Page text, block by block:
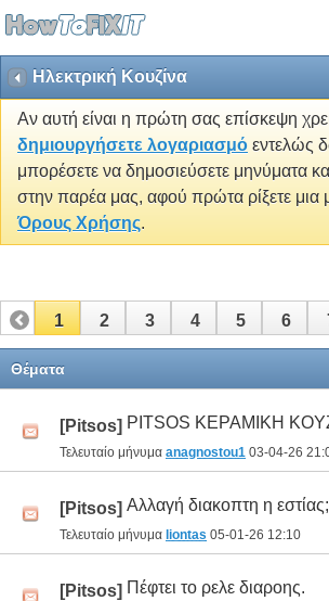
Ηλεκτρική Κουζίνα
Αν αυτή είναι η πρώτη σας επίσκεψη
δημιουργήσετε λογαριασμό εντελώς
μπορέσετε να δημοσιεύσετε μηνύματα
στην παρέα μας, αφού πρώτα ρίξετε μια
Όρους Χρήσης.
1 2 3 4 5 6
11
Θέματα
[Pitsos] PITSOS ΚΕΡΑΜΙΚΗ
Τελευταίο μήνυμα anagnostou1 03-04-26
[Pitsos] Αλλαγή διακοπτη η εστίας;
Τελευταίο μήνυμα liontas 05-01-26 12:10
[Pitsos] Πέφτει το ρελε διαροης.